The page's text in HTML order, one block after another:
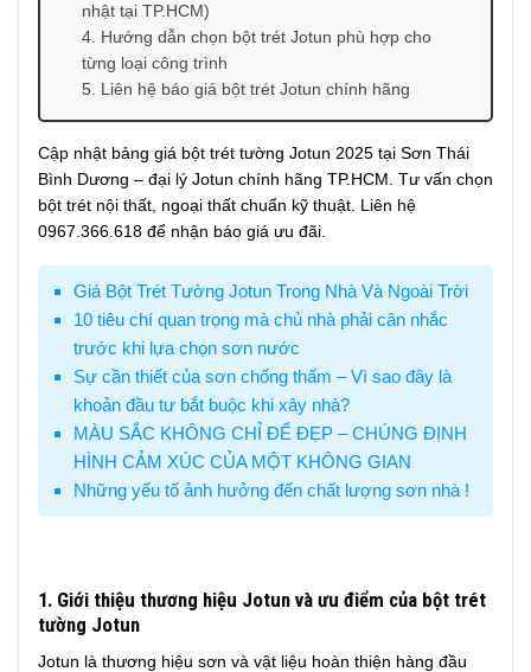
nhật tại TP.HCM)
4. Hướng dẫn chọn bột trét Jotun phù hợp cho
từng loại công trình
5. Liên hệ báo giá bột trét Jotun chính hãng
Cập nhật bảng giá bột trét tường Jotun 2025 tại Sơn Thái
Bình Dương – đại lý Jotun chính hãng TP.HCM. Tư vấn chọn
bột trét nội thất, ngoại thất chuẩn kỹ thuật. Liên hệ
0967.366.618 để nhận báo giá ưu đãi.
Giá Bột Trét Tường Jotun Trong Nhà Và Ngoài Trời
10 tiêu chí quan trọng mà chủ nhà phải cân nhắc
trước khi lựa chọn sơn nước
Sự cần thiết của sơn chống thấm – Vì sao đây là
khoản đầu tư bắt buộc khi xây nhà?
MÀU SẮC KHÔNG CHỈ ĐỂ ĐẸP – CHÚNG ĐỊNH
HÌNH CẢM XÚC CỦA MỘT KHÔNG GIAN
Những yếu tố ảnh hưởng đến chất lượng sơn nhà !
1. Giới thiệu thương hiệu Jotun và ưu điểm của bột trét
tường Jotun
Jotun là thương hiệu sơn và vật liệu hoàn thiện hàng đầu